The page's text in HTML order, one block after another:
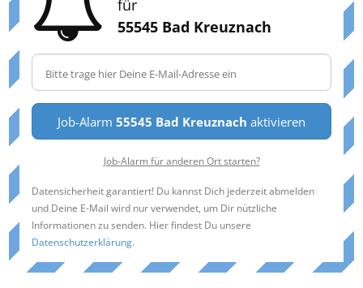
für
55545 Bad Kreuznach
Job-Alarm 55545 Bad Kreuznach aktivieren
Job-Alarm für anderen Ort starten?
Datensicherheit garantiert! Du kannst Dich jederzeit abmelden
und Deine E-Mail wird nur verwendet, um Dir nützliche
Informationen zu senden. Hier findest Du unsere
Datenschutzerklärung.